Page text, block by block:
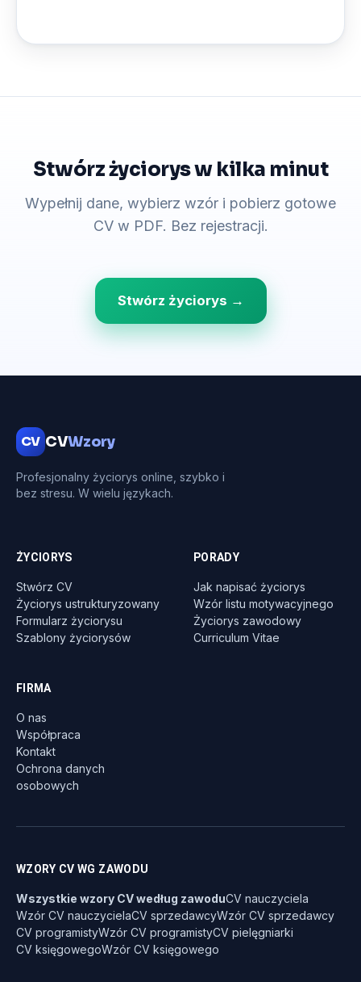
Stwórz życiorys w kilka minut
Wypełnij dane, wybierz wzór i pobierz gotowe
CV w PDF. Bez rejestracji.
Stwórz życiorys →
CV CVWzory
Profesjonalny życiorys online, szybko i
bez stresu. W wielu językach.
ŻYCIORYS
Stwórz CV
Życiorys ustrukturyzowany
Formularz życiorysu
Szablony życiorysów
PORADY
Jak napisać życiorys
Wzór listu motywacyjnego
Życiorys zawodowy
Curriculum Vitae
FIRMA
O nas
Współpraca
Kontakt
Ochrona danych
osobowych
WZORY CV WG ZAWODU
Wszystkie wzory CV według zawoduCV nauczyciela
Wzór CV nauczycielaCV sprzedawcyWzór CV sprzedawcy
CV programistyWzór CV programistyCV pielęgniarki
CV księgowegoWzór CV księgowego